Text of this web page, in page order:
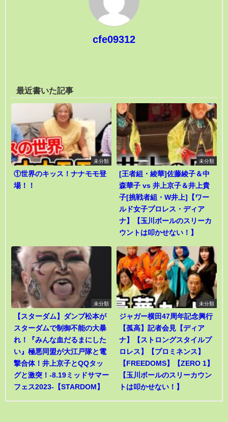
cfe09312
最近書いた記事
未分類
①世界のキッス！ナナモモ登
場！！
未分類
[王者組・綾華]佐藤綾子＆中
森華子 vs 井上京子＆井上貴
子[挑戦者組・W井上]【ワー
ルド女子プロレス・ディア
ナ】【玉川ボールのスリーカ
ウントは叩かせない！】
未分類
【スターダム】ダンプ松本が
スターダムで制御不能の大暴
れ！『みんな血だるまにした
い』極悪同盟が大江戸隊と電
撃合体！井上京子とQQタッ
グと激突！-8.19ミッドサマー
フェス2023-【STARDOM】
未分類
ジャガー横田47周年記念興行
【孤高】記者会見【ディア
ナ】【ストロングスタイルプ
ロレス】【プロミネンス】
【FREEDOMS】【ZERO 1】
【玉川ボールのスリーカウン
トは叩かせない！】